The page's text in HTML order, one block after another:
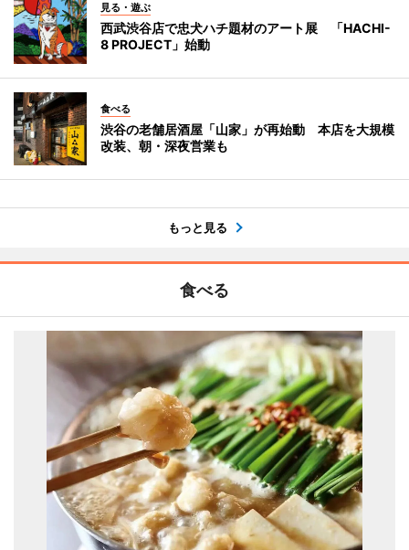
見る・遊ぶ
西武渋谷店で忠犬ハチ題材のアート展 「HACHI-
8 PROJECT」始動
食べる
渋谷の老舗居酒屋「山家」が再始動 本店を大規模
改装、朝・深夜営業も
もっと見る
食べる